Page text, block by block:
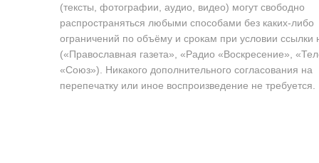
(тексты, фотографии, аудио, видео) могут свободно
распространяться любыми способами без каких-либо
ограничений по объёму и срокам при условии ссылки
(«Православная газета», «Радио «Воскресение»,
«Союз»). Никакого дополнительного согласования на
перепечатку или иное воспроизведение не требуется.